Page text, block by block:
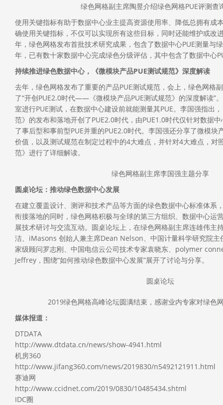
绿色网格副主席陶昱介绍绿色网格PUE评测查
使用关键指标有助于数据中心业主提高资源使用率、降低总拥有成
确使用关键指标，不仅可以实现所有这些目标，同时还能维护或改
年，绿色网格发布首批技术研究成果，包含了数据中心PUE测量与
年，已有数十家数据中心完成绿色分级评估，其中包含了数据中心
持续推进绿色数据中心，《微模块产品PUE测试规范》深度解读
去年，绿色网格发布了重要的产品PUE测试规范，会上，绿色网格
了“开创PUE2.0时代——《微模块产品PUE测试规范》的深度解读”
室进行PUE测试，在数据中心建设前就能测量其PUE。李国强指出
范》的发布和落地开创了PUE2.0时代，由PUE1.0时代仅针对数据
了事后型和事前型PUE并重的PUE2.0时代。李国强还分享了微模块
价值，以及测试规范在制定过程中的4大难点，并针对4大难点，对
范》进行了详细解读。
绿色网格副主席李国强主题分享
圆桌论坛：推动绿色数据中心发展
在建立覆盖设计、测评和技术产品等方面的绿色数据中心标准体系
衔接落地的同时，绿色网格积极与全球的第三方组织、数据中心运
展技术研讨与交流互动。圆桌论坛上，在绿色网格副主席连雄伟主
洁、iMasons 创始人兼主席Dean Nelson、中国计量科学研究院主
家级顾问罗志刚、中国电信云公司技术专家袁晓东、polymer
Jeffrey，围绕“如何推动绿色数据中心发展”展开了讨论与分享。
圆桌论坛
2019绿色网格高峰论坛圆满结束，感谢业内专家对绿色
媒体报道：
DTDATA
http://www.dtdata.cn/news/show-4941.html
机房360
http://www.jifang360.com/news/2019830/n5492121911.html
赛迪网
http://www.ccidnet.com/2019/0830/10485434.shtml
IDC圈